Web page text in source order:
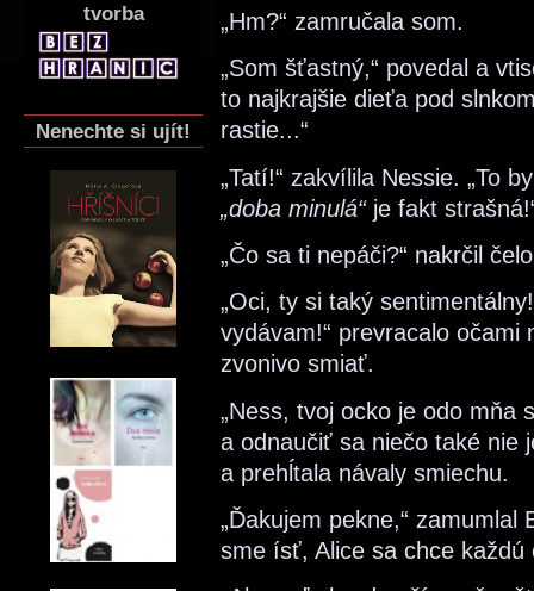
tvorba
Nenechte si ujít!
„Hm?“ zamručala som.
„Som šťastný,“ povedal a
to najkrajšie dieťa pod
rastie...“
„Tatí!“ zakvílila Nessie. „To
„doba minulá“je fakt
„Čo sa ti nepáči?“ nakrčil
„Oci, ty si taký
vydávam!“ prevracalo
zvonivo smiať.
„Ness, tvoj ocko je odo mňa
a odnaučiť sa niečo také nie
a prehĺtala návaly smiechu.
„Ďakujem pekne,“ zamumlal
sme ísť, Alice sa chce